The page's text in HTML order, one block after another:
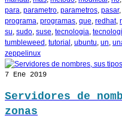
para parametro parametros pasar,
programa programas que redhat,
su sudo suse tecnologia
tumbleweed tutorial ubuntu un
zeppelinux
7 Ene 2019
Servidores de
zonas